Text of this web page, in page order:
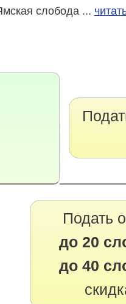
слобода ...
Подать
до 20
до 40